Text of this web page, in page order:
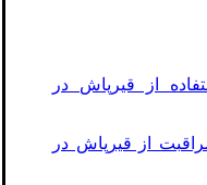
صحیح استفاده از قیرپاش در
برای مراقبت از قیرپاش در